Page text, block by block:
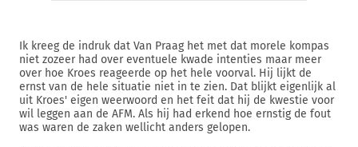
Ik kreeg de indruk dat Van Praag het met dat morele kompas
niet zozeer had over eventuele kwade intenties maar meer
over hoe Kroes reageerde op het hele voorval. Hij lijkt de
ernst van de hele situatie niet in te zien. Dat blijkt eigenlijk al
uit Kroes' eigen weerwoord en het feit dat hij de kwestie voor
wil leggen aan de AFM. Als hij had erkend hoe ernstig de fout
was waren de zaken wellicht anders gelopen.